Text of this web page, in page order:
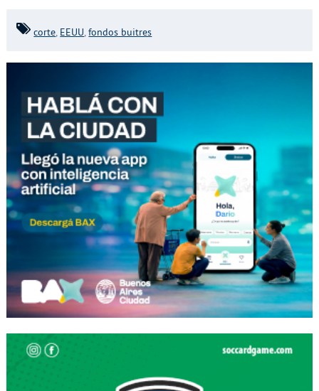
corte, EEUU,fondos buitres